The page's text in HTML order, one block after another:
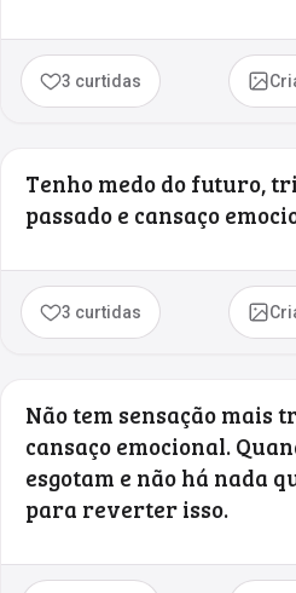
3 curtidas
Tenho medo do futuro,
passado e cansaço
3 curtidas
Não tem sensação mais
cansaço emocional.
esgotam e não há nada
para reverter isso.